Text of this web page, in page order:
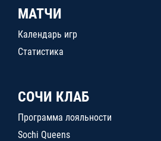
МАТЧИ
Календарь игр
Статистика
СОЧИ КЛАБ
Программа лояльности
Sochi Queens